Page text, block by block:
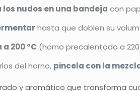
los nudos en una bandeja con
hasta que doblen su
a 200 °C (horno precalentado a
del horno, pincela con la
y aromático que transforma